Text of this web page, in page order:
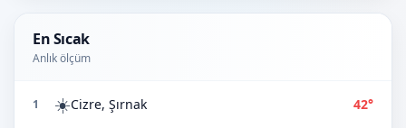
En Sıcak
Anlık ölçüm
1 ☀️Cizre, Şırnak 42°